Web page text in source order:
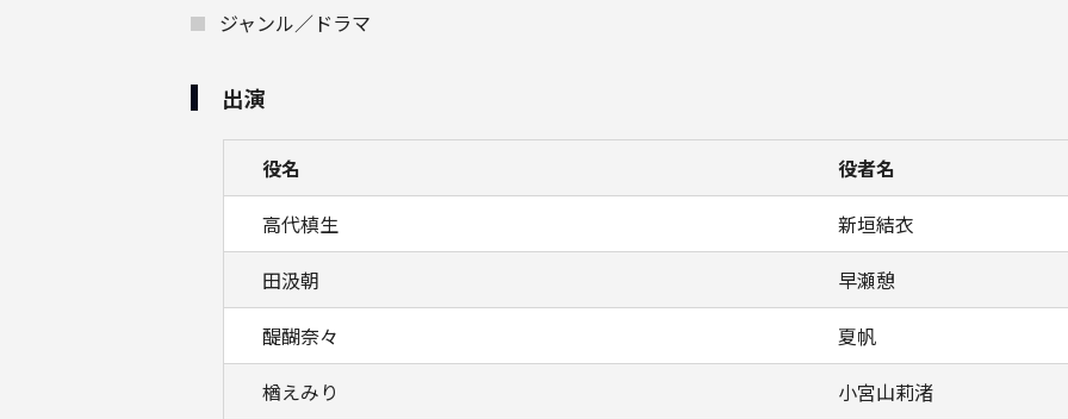
ジャンル／ドラマ
出演
役名
役者名
高代槙生
新垣結衣
田汲朝
早瀬憩
醍醐奈々
夏帆
楢えみり
小宮山莉渚